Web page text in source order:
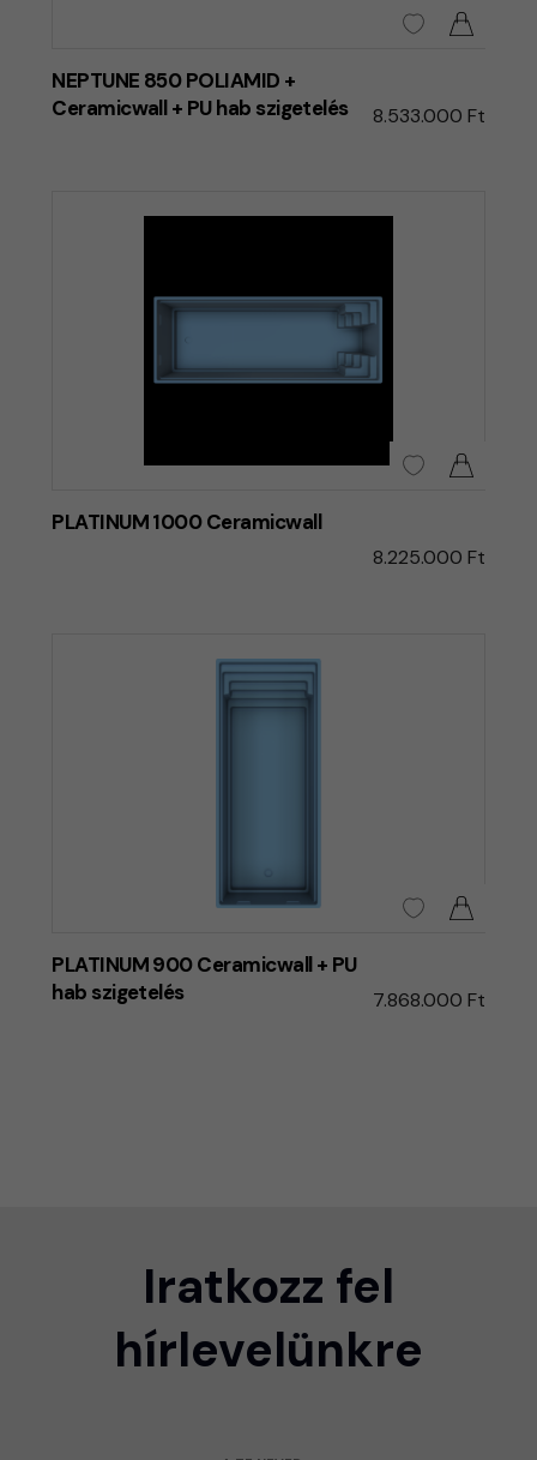
NEPTUNE 850 POLIAMID +
Ceramicwall + PU hab szigetelés
8.533.000 Ft
PLATINUM 1000 Ceramicwall
8.225.000 Ft
PLATINUM 900 Ceramicwall + PU
hab szigetelés
7.868.000 Ft
Iratkozz fel
hírlevelünkre